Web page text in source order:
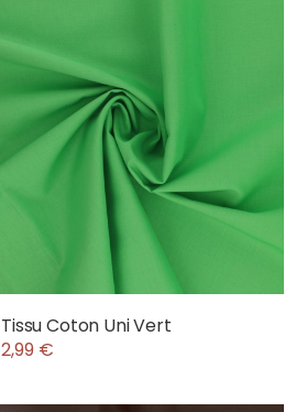
Tissu Coton Uni Vert
2,99 €